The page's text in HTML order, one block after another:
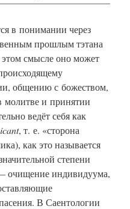
в понимании через
прошлым тэтана
смысле оно может
общению с божеством,
молитве и принятии
ведёт себя как
, т. е. «сторона
как это называется
степени
очищение индивидуума,
В Саентологии